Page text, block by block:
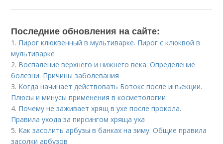
Последние обновления на сайте:
1. Пирог клюквенный в мультиварке. Пирог с клюквой в
мультиварке
2. Воспаление верхнего и нижнего века. Определение
болезни. Причины заболевания
3. Когда начинает действовать Ботокс после инъекции.
Плюсы и минусы применения в косметологии
4. Почему не заживает хрящ в ухе после прокола.
Правила ухода за пирсингом хряща уха
5. Как засолить арбузы в банках на зиму. Общие правила
засолки арбузов